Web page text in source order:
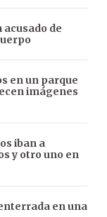
acusado de
en un parque
imágenes
iban a
y otro uno en
en una